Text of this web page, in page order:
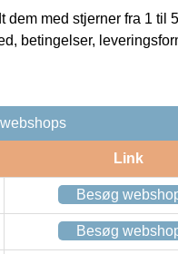
med stjerner fra 1 til
betingelser,
Link
Besøg
Besøg